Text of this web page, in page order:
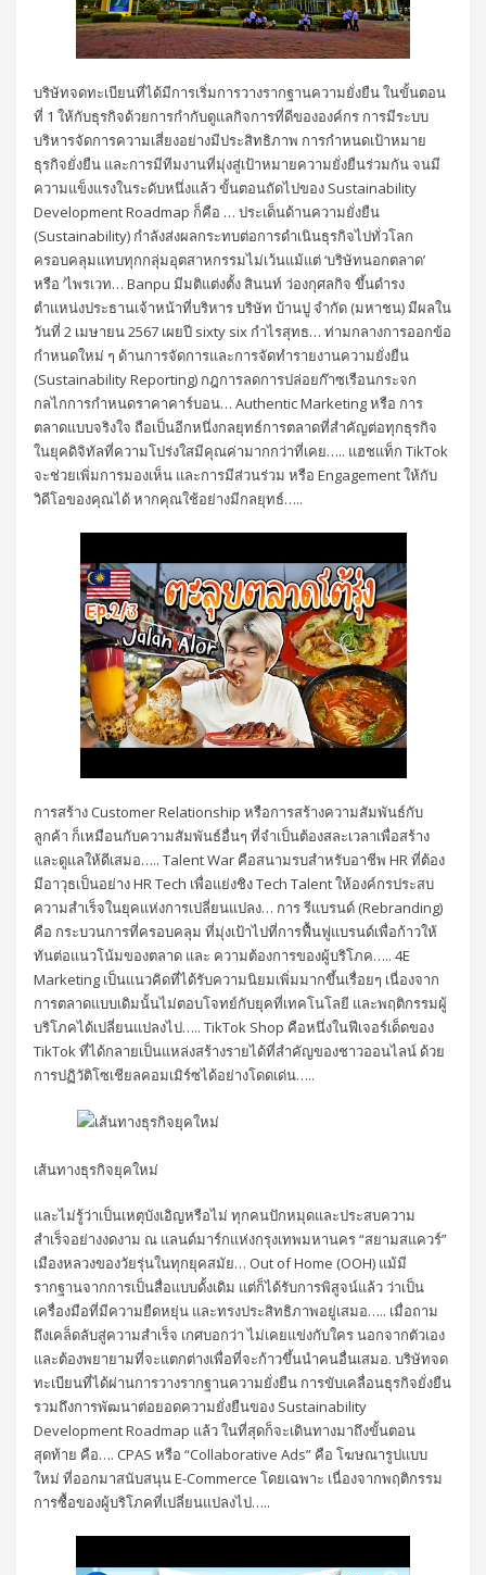
บริษัทจดทะเบียนที่ได้มีการเริ่มการวางรากฐานความยั่งยืน ในขั้นตอน
ที่ 1 ให้กับธุรกิจด้วยการกำกับดูแลกิจการที่ดีขององค์กร การมีระบบ
บริหารจัดการความเสี่ยงอย่างมีประสิทธิภาพ การกำหนดเป้าหมาย
ธุรกิจยั่งยืน และการมีทีมงานที่มุ่งสู่เป้าหมายความยั่งยืนร่วมกัน จนมี
ความแข็งแรงในระดับหนึ่งแล้ว ขั้นตอนถัดไปของ Sustainability
Development Roadmap ก็คือ … ประเด็นด้านความยั่งยืน
(Sustainability) กำลังส่งผลกระทบต่อการดำเนินธุรกิจไปทั่วโลก
ครอบคลุมแทบทุกกลุ่มอุตสาหกรรมไม่เว้นแม้แต่ ‘บริษัทนอกตลาด’
หรือ ‘ไพรเวท… Banpu มีมติแต่งตั้ง สินนท์ ว่องกุศลกิจ ขึ้นดำรง
ตำแหน่งประธานเจ้าหน้าที่บริหาร บริษัท บ้านปู จำกัด (มหาชน) มีผลใน
วันที่ 2 เมษายน 2567 เผยปี sixty six กำไรสุทธ… ท่ามกลางการออกข้อ
กำหนดใหม่ ๆ ด้านการจัดการและการจัดทำรายงานความยั่งยืน
(Sustainability Reporting) กฎการลดการปล่อยก๊าซเรือนกระจก
กลไกการกำหนดราคาคาร์บอน… Authentic Marketing หรือ การ
ตลาดแบบจริงใจ ถือเป็นอีกหนึ่งกลยุทธ์การตลาดที่สำคัญต่อทุกธุรกิจ
ในยุคดิจิทัลที่ความโปร่งใสมีคุณค่ามากกว่าที่เคย….. แฮชแท็ก TikTok
จะช่วยเพิ่มการมองเห็น และการมีส่วนร่วม หรือ Engagement ให้กับ
วิดีโอของคุณได้ หากคุณใช้อย่างมีกลยุทธ์…..
การสร้าง Customer Relationship หรือการสร้างความสัมพันธ์กับ
ลูกค้า ก็เหมือนกับความสัมพันธ์อื่นๆ ที่จำเป็นต้องสละเวลาเพื่อสร้าง
และดูแลให้ดีเสมอ….. Talent War คือสนามรบสำหรับอาชีพ HR ที่ต้อง
มีอาวุธเป็นอย่าง HR Tech เพื่อแย่งชิง Tech Talent ให้องค์กรประสบ
ความสำเร็จในยุคแห่งการเปลี่ยนแปลง… การ รีแบรนด์ (Rebranding)
คือ กระบวนการที่ครอบคลุม ที่มุ่งเป้าไปที่การฟื้นฟูแบรนด์เพื่อก้าวให้
ทันต่อแนวโน้มของตลาด และ ความต้องการของผู้บริโภค….. 4E
Marketing เป็นแนวคิดที่ได้รับความนิยมเพิ่มมากขึ้นเรื่อยๆ เนื่องจาก
การตลาดแบบเดิมนั้นไม่ตอบโจทย์กับยุคที่เทคโนโลยี และพฤติกรรมผู้
บริโภคได้เปลี่ยนแปลงไป….. TikTok Shop คือหนึ่งในฟีเจอร์เด็ดของ
TikTok ที่ได้กลายเป็นแหล่งสร้างรายได้ที่สำคัญของชาวออนไลน์ ด้วย
การปฏิวัติโซเชียลคอมเมิร์ซได้อย่างโดดเด่น…..
เส้นทางธุรกิจยุคใหม่
และไม่รู้ว่าเป็นเหตุบังเอิญหรือไม่ ทุกคนปักหมุดและประสบความ
สำเร็จอย่างงดงาม ณ แลนด์มาร์กแห่งกรุงเทพมหานคร “สยามสแควร์”
เมืองหลวงของวัยรุ่นในทุกยุคสมัย… Out of Home (OOH) แม้มี
รากฐานจากการเป็นสื่อแบบดั้งเดิม แต่ก็ได้รับการพิสูจน์แล้ว ว่าเป็น
เครื่องมือที่มีความยืดหยุ่น และทรงประสิทธิภาพอยู่เสมอ….. เมื่อถาม
ถึงเคล็ดลับสู่ความสำเร็จ เกศบอกว่า ไม่เคยแข่งกับใคร นอกจากตัวเอง
และต้องพยายามที่จะแตกต่างเพื่อที่จะก้าวขึ้นนำคนอื่นเสมอ. บริษัทจด
ทะเบียนที่ได้ผ่านการวางรากฐานความยั่งยืน การขับเคลื่อนธุรกิจยั่งยืน
รวมถึงการพัฒนาต่อยอดความยั่งยืนของ Sustainability
Development Roadmap แล้ว ในที่สุดก็จะเดินทางมาถึงขั้นตอน
สุดท้าย คือ…. CPAS หรือ “Collaborative Ads” คือ โฆษณารูปแบบ
ใหม่ ที่ออกมาสนับสนุน E-Commerce โดยเฉพาะ เนื่องจากพฤติกรรม
การซื้อของผู้บริโภคที่เปลี่ยนแปลงไป…..